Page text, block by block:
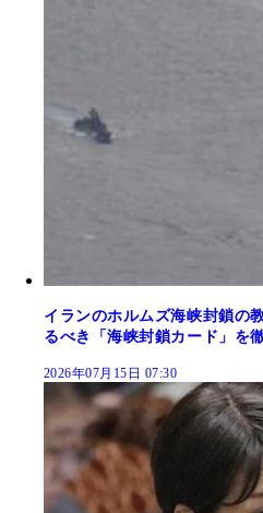
イランのホルムズ海峡封鎖の
るべき「海峡封鎖カード」を
2026年07月15日 07:30